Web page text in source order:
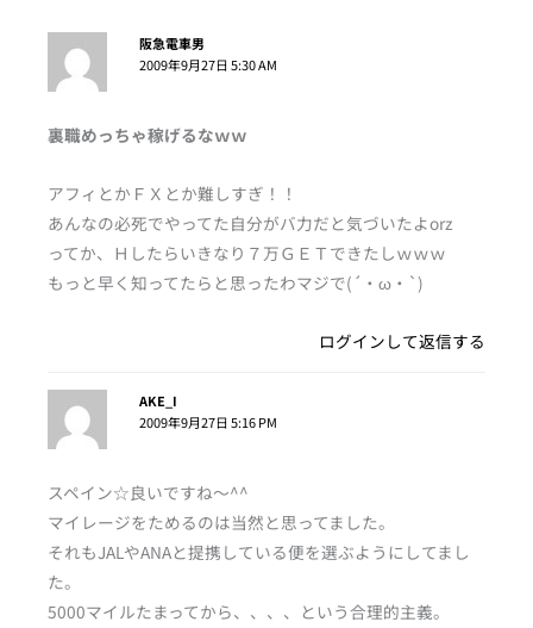
阪急電車男
2009年9月27日 5:30 AM
裏職めっちゃ稼げるなｗｗ
アフィとかＦＸとか難しすぎ！！
あんなの必死でやってた自分がバ力だと気づいたよorz
ってか、Ｈしたらいきなり７万ＧＥＴできたしｗｗｗ
もっと早く知ってたらと思ったわマジで(´・ω・`)
ログインして返信する
AKE_I
2009年9月27日 5:16 PM
スペイン☆良いですね～^^
マイレージをためるのは当然と思ってました。
それもJALやANAと提携している便を選ぶようにしてまし
た。
5000マイルたまってから、、、、という合理的主義。